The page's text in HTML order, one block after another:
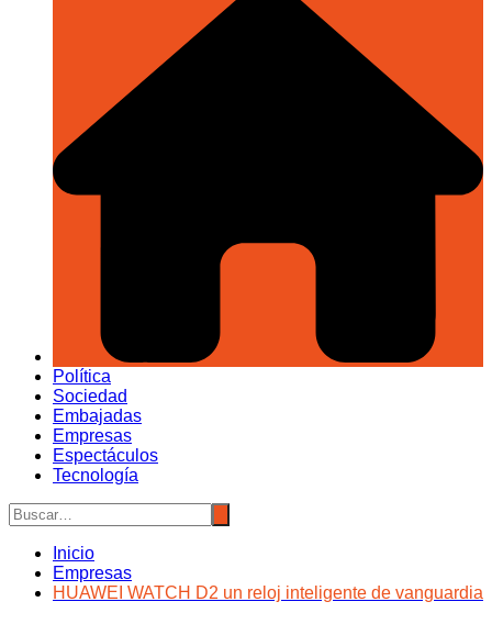
Política
Sociedad
Embajadas
Empresas
Espectáculos
Tecnología
Inicio
Empresas
HUAWEI WATCH D2 un reloj inteligente de vanguardia